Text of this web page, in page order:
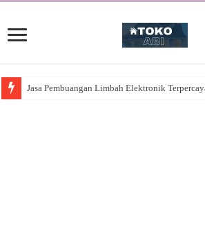
Jasa Pembuangan Limbah Elektronik